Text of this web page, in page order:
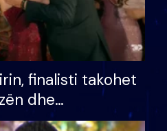
finalisti takohet
dhe
ndonjë letër